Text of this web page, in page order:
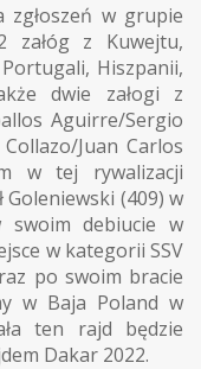
zgłoszeń w grupie
załóg z Kuwejtu,
Hiszpanii,
dwie załogi z
Aguirre/Sergio
Juan Carlos
w tej rywalizacji
Goleniewski (409) w
swoim debiucie w
w kategorii SSV
po swoim bracie
w Baja Poland w
ten rajd będzie
Dakar 2022.